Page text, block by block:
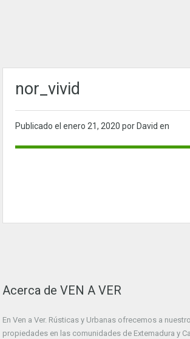
nor_vivid
Publicado el enero 21, 2020 por David en
Acerca de VEN A VER
En Ven a Ver. Rústicas y Urbanas ofrecemos a
propiedades en las comunidades de Extemadura y